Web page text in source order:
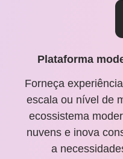
Plataforma
Forneça
escala ou nível de
ecossistema
nuvens e inova
a